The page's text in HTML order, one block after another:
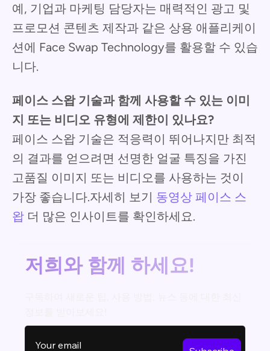
예, 기업과 마케팅 담당자는 매력적인 광고 및
프로모션 콘텐츠 제작과 같은 상용 애플리케이
션에 Face Swap Technology를 활용할 수 있습
니다.
페이스 스왑 기술과 함께 사용할 수 있는 이미
지 또는 비디오 유형에 제한이 있나요?
페이스 스왑 기술은 적응력이 뛰어나지만 최적
의 결과를 얻으려면 선명한 얼굴 특징을 가진
고품질 이미지 또는 비디오를 사용하는 것이
가장 좋습니다.자세히 보기 동영상 페이스 스
왑 더 많은 인사이트를 확인하세요.
저희와 함께 하세요!